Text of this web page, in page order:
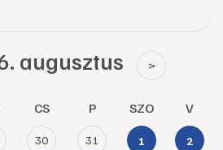
augusztus >
CS P SZO V
30 31 1 2